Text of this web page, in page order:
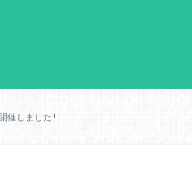
催しました!